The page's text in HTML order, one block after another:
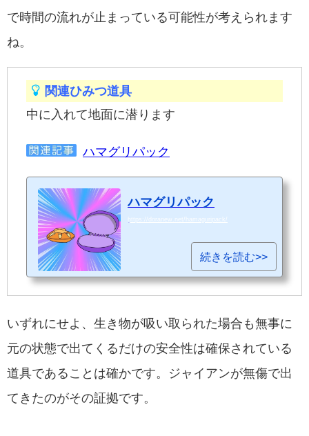
で時間の流れが止まっている可能性が考えられます
ね。
関連ひみつ道具
中に入れて地面に潜ります
ハマグリパック
ハマグリパック
https://doranew.net/hamaguripack/
続きを読む>>
いずれにせよ、生き物が吸い取られた場合も無事に
元の状態で出てくるだけの安全性は確保されている
道具であることは確かです。ジャイアンが無傷で出
てきたのがその証拠です。